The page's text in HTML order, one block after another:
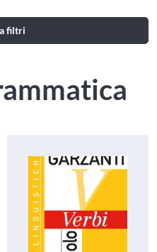
filtri